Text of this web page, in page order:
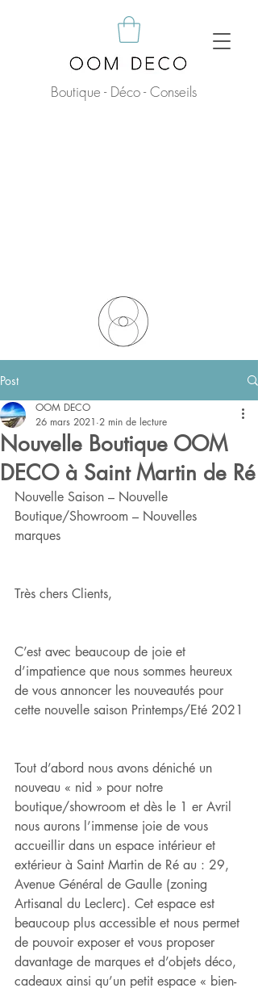
Boutique - Déco - Conseils
Post
Nouvelle Boutique OOM
DECO à Saint Martin de Ré
OOM DECO
26 mars 2021 2 min de lecture
Nouvelle Saison – Nouvelle
Boutique/Showroom – Nouvelles
marques
Très chers Clients,
C’est avec beaucoup de joie et
d’impatience que nous sommes heureux
de vous annoncer les nouveautés pour
cette nouvelle saison Printemps/Eté 2021
Tout d’abord nous avons déniché un
nouveau « nid » pour notre
boutique/showroom et dès le 1 er Avril
nous aurons l’immense joie de vous
accueillir dans un espace intérieur et
extérieur à Saint Martin de Ré au : 29,
Avenue Général de Gaulle (zoning
Artisanal du Leclerc). Cet espace est
beaucoup plus accessible et nous permet
de pouvoir exposer et vous proposer
davantage de marques et d’objets déco,
cadeaux ainsi qu’un petit espace « bien-